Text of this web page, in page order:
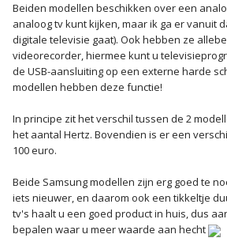
Beiden modellen beschikken over een
analoog tv kunt kijken, maar ik ga er vanuit
digitale televisie gaat). Ook hebben ze
videorecorder, hiermee kunt u
de USB-aansluiting op een externe harde
modellen hebben deze functie!
In principe zit het verschil tussen de 2
het aantal Hertz. Bovendien is er een
100 euro.
Beide Samsung modellen zijn erg goed te
iets nieuwer, en daarom ook een tikkeltje
tv's haalt u een goed product in huis, dus
bepalen waar u meer waarde aan hecht